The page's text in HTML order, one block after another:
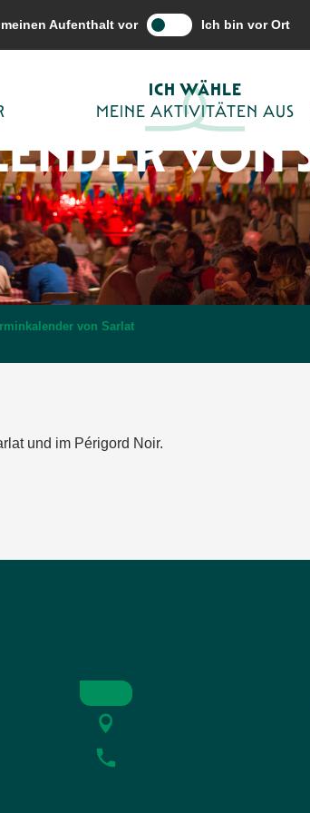
Aufenthalt vor Ich bin vor Ort
ICH WÄHLE
MEINE AKTIVITÄTEN AUS
VON
von Sarlat
und im Périgord Noir.